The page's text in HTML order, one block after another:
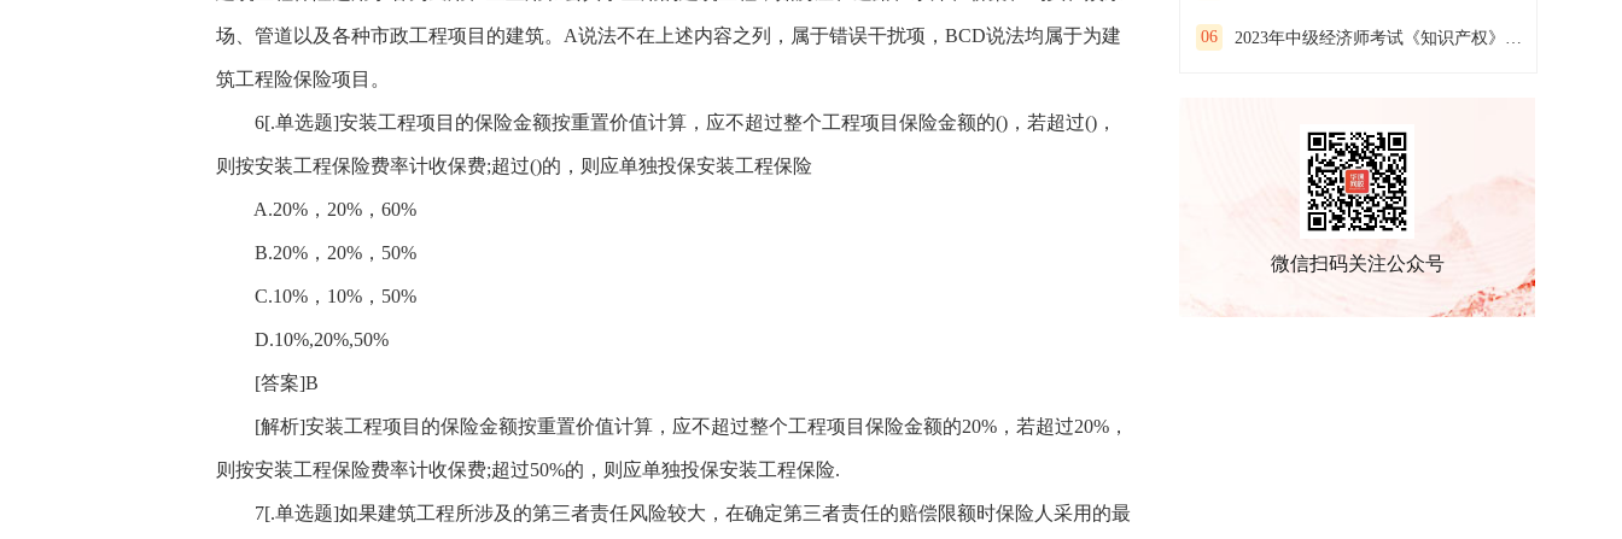
场、管道以及各种市政工程项目的建筑。A说法不在上述内容之列，属于错误干扰项，BCD说法均属于为建
筑工程险保险项目。
6[.单选题]安装工程项目的保险金额按重置价值计算，应不超过整个工程项目保险金额的()，若超过()，
则按安装工程保险费率计收保费;超过()的，则应单独投保安装工程保险
A.20%，20%，60%
B.20%，20%，50%
C.10%，10%，50%
D.10%,20%,50%
[答案]B
[解析]安装工程项目的保险金额按重置价值计算，应不超过整个工程项目保险金额的20%，若超过20%，
则按安装工程保险费率计收保费;超过50%的，则应单独投保安装工程保险.
7[.单选题]如果建筑工程所涉及的第三者责任风险较大，在确定第三者责任的赔偿限额时保险人采用的最
06 2023年中级经济师考试《知识产权》预习试卷（二）
微信扫码关注公众号